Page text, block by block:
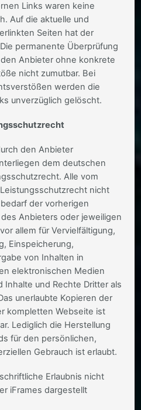
Links waren keine
Auf die aktuelle und
Seiten hat der
permanente Überprüfung
Anbieter ohne konkrete
nicht zumutbar. Bei
werden die
unverzüglich gelöscht.
den Anbieter
dem deutschen
Alle vom
nicht
der vorherigen
Anbieters oder jeweiligen
allem für Vervielfältigung,
Einspeicherung,
von Inhalten in
elektronischen Medien
Inhalte und Rechte Dritter als
unerlaubte Kopieren der
kompletten Webseite ist
Lediglich die Herstellung
für den persönlichen,
Gebrauch ist erlaubt.
Erlaubnis nicht
iFrames dargestellt